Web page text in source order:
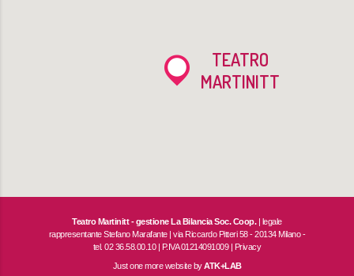
TEATRO
MARTINITT
Teatro Martinitt - gestione La Bilancia Soc. Coop.| legale
rappresentante Stefano Marafante | via Riccardo Pitteri 58 - 20134 Milano -
tel. 02 36.58.00.10 | P.IVA 01214091009 | Privacy
Just one more website byATK+LAB